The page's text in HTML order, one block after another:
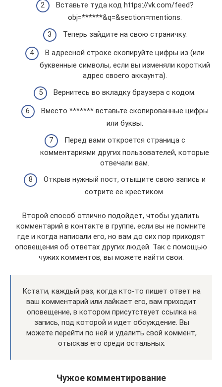
Вставьте туда код https://vk.com/feed?
obj=******&q=&section=mentions.
Теперь зайдите на свою страничку.
В адресной строке скопируйте цифры из (или
буквенные символы, если вы изменяли короткий
адрес своего аккаунта).
Вернитесь во вкладку браузера с кодом.
Вместо ******* вставьте скопированные цифры
или буквы.
Перед вами откроется страница с
комментариями других пользователей, которые
отвечали вам.
Открыв нужный пост, отыщите свою запись и
сотрите ее крестиком.
Второй способ отлично подойдет, чтобы удалить
комментарий в контакте в группе, если вы не помните
где и когда написали его, но вам до сих пор приходят
оповещения об ответах других людей. Так с помощью
чужих комментов, вы можете найти свои.
Кстати, каждый раз, когда кто-то пишет ответ на
ваш комментарий или лайкает его, вам приходит
оповещение, в котором присутствует ссылка на
запись, под которой и идет обсуждение. Вы
можете перейти по ней и удалить свой коммент,
отыскав его среди остальных.
Чужое комментирование